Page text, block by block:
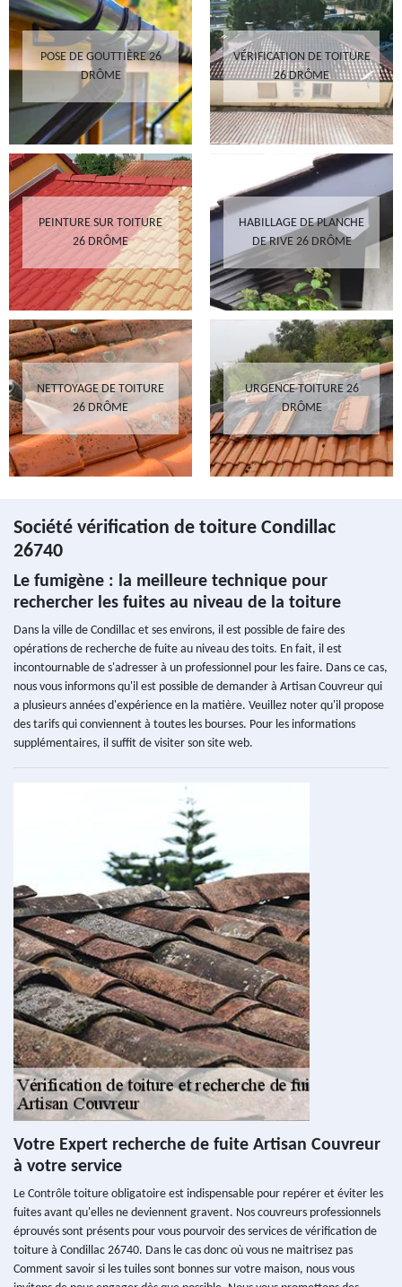
POSE DE GOUTTIÈRE 26
DRÔME
VÉRIFICATION DE TOITURE
26 DRÔME
PEINTURE SUR TOITURE
26 DRÔME
HABILLAGE DE PLANCHE
DE RIVE 26 DRÔME
NETTOYAGE DE TOITURE
26 DRÔME
URGENCE TOITURE 26
DRÔME
Société vérification de toiture Condillac
26740
Le fumigène : la meilleure technique pour
rechercher les fuites au niveau de la toiture
Dans la ville de Condillac et ses environs, il est possible de faire des
opérations de recherche de fuite au niveau des toits. En fait, il est
incontournable de s'adresser à un professionnel pour les faire. Dans ce cas,
nous vous informons qu'il est possible de demander à Artisan Couvreur qui
a plusieurs années d'expérience en la matière. Veuillez noter qu'il propose
des tarifs qui conviennent à toutes les bourses. Pour les informations
supplémentaires, il suffit de visiter son site web.
Votre Expert recherche de fuite Artisan Couvreur
à votre service
Le Contrôle toiture obligatoire est indispensable pour repérer et éviter les
fuites avant qu'elles ne deviennent gravent. Nos couvreurs professionnels
éprouvés sont présents pour vous pourvoir des services de vérification de
toiture à Condillac 26740. Dans le cas donc où vous ne maitrisez pas
Comment savoir si les tuiles sont bonnes sur votre maison, nous vous